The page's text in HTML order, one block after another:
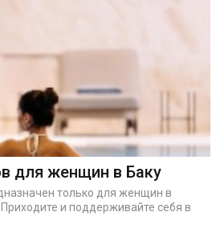
для женщин в Баку
только для женщин в
и поддерживайте себя в